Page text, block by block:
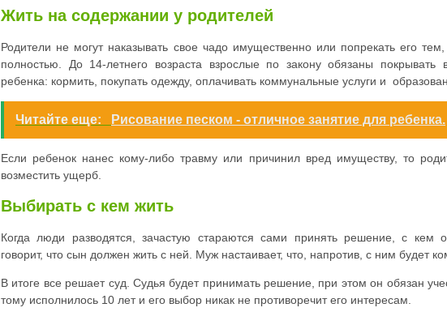
Жить на содержании у родителей
Родители не могут наказывать свое чадо имущественно или попрекать его
полностью. До 14-летнего возраста взрослые по закону обязаны покрывать
ребенка: кормить, покупать одежду, оплачивать коммунальные услуги и
Читайте еще: Рисование песком - отличное занятие для ребенка.
Если ребенок нанес кому-либо травму или причинил вред имуществу, то
возместить ущерб.
Выбирать с кем жить
Когда люди разводятся, зачастую стараются сами принять решение, с кем
говорит, что сын должен жить с ней. Муж настаивает, что, напротив, с ним будет
В итоге все решает суд. Судья будет принимать решение, при этом он обязан
тому исполнилось 10 лет и его выбор никак не противоречит его интересам.